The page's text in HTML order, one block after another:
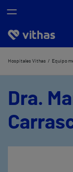
Nosotros
Hospitales Vithas Equipo
Dra.